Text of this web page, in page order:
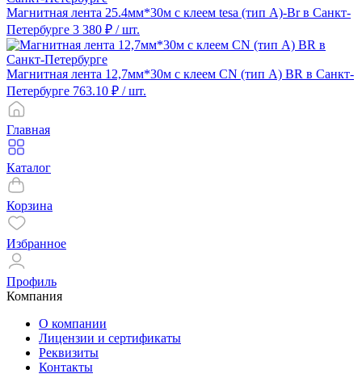
Магнитная лента 25.4мм*30м с клеем tesa (тип A)-Br в Санкт-
Петербурге 3 380 ₽ / шт.
Магнитная лента 12,7мм*30м с клеем CN (тип A) BR в Санкт-
Петербурге 763.10 ₽ / шт.
Главная
Каталог
Корзина
Избранное
Профиль
Компания
О компании
Лицензии и сертификаты
Реквизиты
Контакты